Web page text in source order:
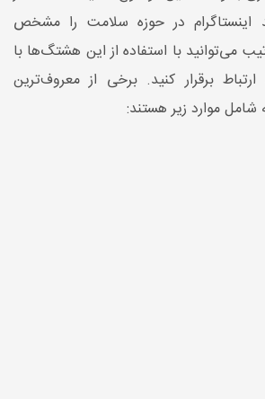
اینستاگرام در حوزه سلامت را مشخص
می‌توانید با استفاده از این هشتگ‌ها با
برقرار کنید. برخی از معروف‌ترین
موارد زیر هستند: